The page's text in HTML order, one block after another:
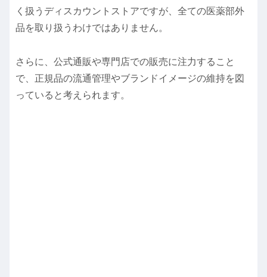
く扱うディスカウントストアですが、全ての医薬部外
品を取り扱うわけではありません。
さらに、公式通販や専門店での販売に注力すること
で、正規品の流通管理やブランドイメージの維持を図
っていると考えられます。